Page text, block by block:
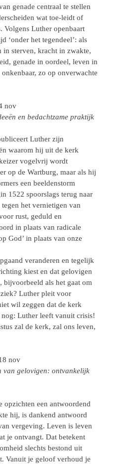
genade centraal te stellen
wat toe-leidt of
Volgens Luther openbaart
‘onder het tegendeel’: als
in sterven, kracht in zwakte,
genade in oordeel, leven in
zo op onverwachte
nov
en bedachtzame praktijk
Luther zijn
waarom hij uit de kerk
vogelvrij wordt
op de Wartburg, maar als hij
een beeldenstorm
1522 spoorslags terug naar
het vernietigen van
rust, geduld en
in plaats van radicale
God’ in plaats van onze
veranderen en tegelijk
kiest en dat gelovigen
bijvoorbeeld als het gaat om
Luther pleit voor
wil zeggen dat de kerk
nog: Luther leeft vanuit crisis!
zal de kerk, zal ons leven,
nov
van gelovigen: ontvankelijk
opzichten een antwoordend
hij, is dankend antwoord
vergeving. Leven is leven
je ontvangt. Dat betekent
slechts bestond uit
Vanuit je geloof verhoud je